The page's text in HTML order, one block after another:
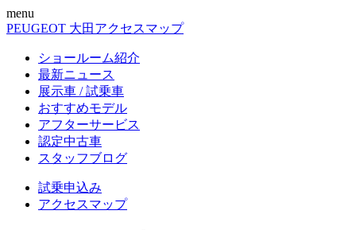
menu
PEUGEOT 大田 アクセスマップ
ショールーム紹介
最新ニュース
展示車 / 試乗車
おすすめモデル
アフターサービス
認定中古車
スタッフブログ
試乗申込み
アクセスマップ